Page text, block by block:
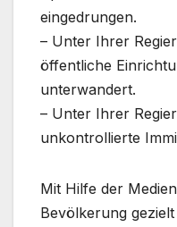
eingedrungen.
– Unter Ihrer
öffentliche
unterwandert.
– Unter Ihrer
unkontrollierte
Mit Hilfe der
Bevölkerung